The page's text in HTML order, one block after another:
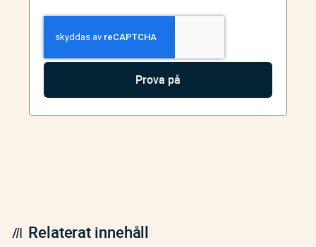
Relaterat innehåll